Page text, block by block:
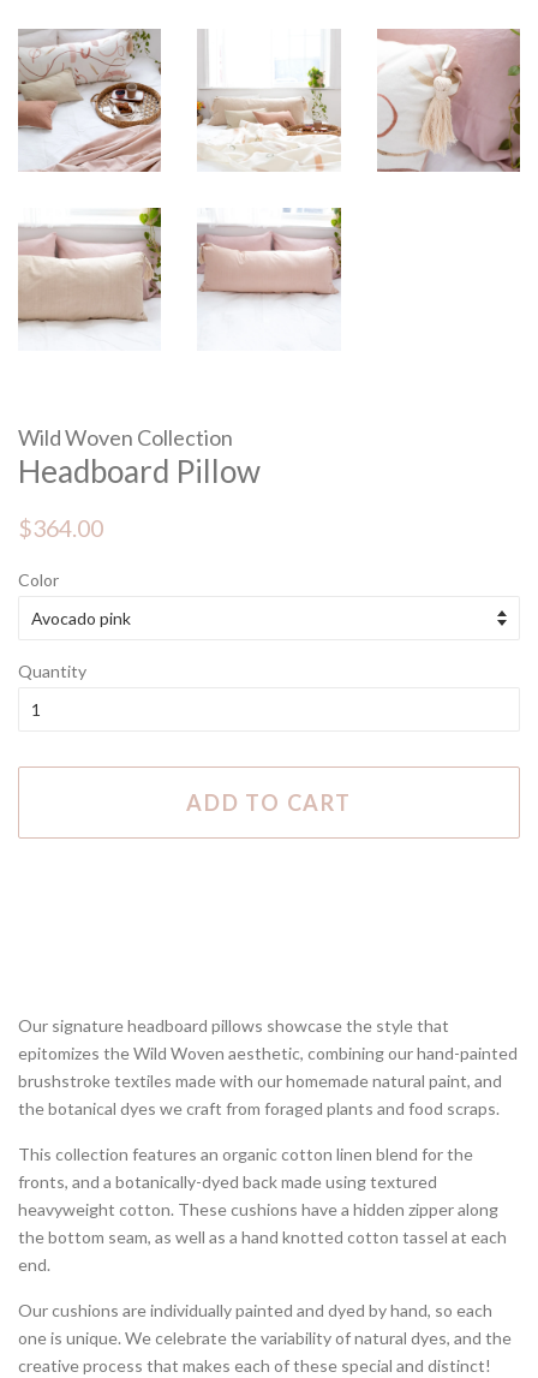
Wild Woven Collection
Headboard Pillow
Regular
$364.00
Color
Quantity
ADD TO CART
Our signature headboard pillows showcase the style that
epitomizes the Wild Woven aesthetic, combining our hand-painted
brushstroke textiles made with our homemade natural paint, and
the botanical dyes we craft from foraged plants and food scraps.
This collection features an organic cotton linen blend for the
fronts, and a botanically-dyed back made using textured
heavyweight cotton. These cushions have a hidden zipper along
the bottom seam, as well as a hand knotted cotton tassel at each
end.
Our cushions are individually painted and dyed by hand, so each
one is unique. We celebrate the variability of natural dyes, and the
creative process that makes each of these special and distinct!